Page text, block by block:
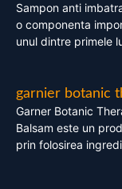
Sampon anti
o componenta
unul dintre primele
garnier botanic
Garner Botanic
Balsam este un
prin folosirea